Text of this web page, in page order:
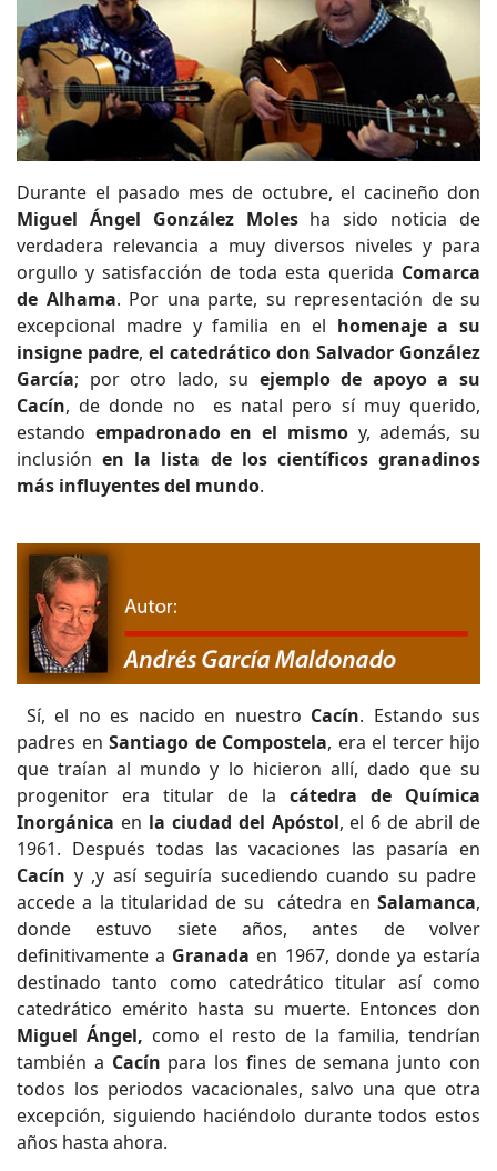
Durante el pasado mes de octubre, el cacineño don
Miguel Ángel González Molesha sido noticia de
verdadera relevancia a muy diversos niveles y para
orgullo y satisfacción de toda esta querida Comarca
de Alhama. Por una parte, su representación de su
excepcional madre y familia en el homenaje a su
insigne padre, el catedrático don Salvador González
García; por otro lado, su ejemplo de apoyo a su
Cacín, de donde no es natal pero sí muy querido,
estando empadronado en el mismoy, además, su
inclusiónen la lista de los científicos granadinos
más influyentes del mundo.
Sí, el no es nacido en nuestro Cacín. Estando sus
padres en Santiago de Compostela, era el tercer hijo
que traían al mundo y lo hicieron allí, dado que su
progenitor era titular de la cátedra de Química
Inorgánica en la ciudad del Apóstol, el 6 de abril de
1961. Después todas las vacaciones las pasaría en
Cacín y ,y así seguiría sucediendo cuando su padre
accede a la titularidad de su cátedra en Salamanca,
donde estuvo siete años, antes de volver
definitivamente a Granada en 1967, donde ya estaría
destinado tanto como catedrático titular así como
catedrático emérito hasta su muerte. Entonces don
Miguel Ángel, como el resto de la familia, tendrían
también a Cacín para los fines de semana junto con
todos los periodos vacacionales, salvo una que otra
excepción, siguiendo haciéndolo durante todos estos
años hasta ahora.